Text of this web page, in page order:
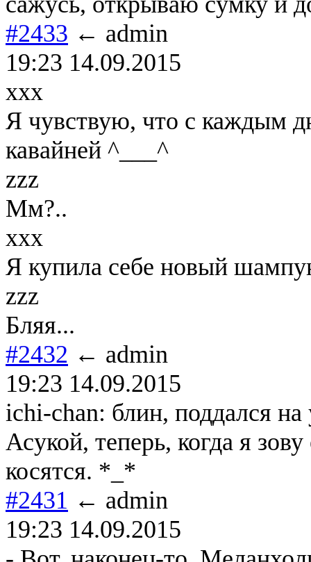
#2433 ← admin
19:23 14.09.2015
xxx
Я чувствую, что с каждым
кавайней ^___^
zzz
Мм?..
xxx
Я купила себе новый
zzz
Бляя...
#2432 ← admin
19:23 14.09.2015
ichi-chan: блин, поддалcя на
Асукой, теперь, когда я
косятся. *_*
#2431 ← admin
19:23 14.09.2015